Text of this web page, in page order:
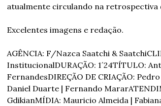
atualmente circulando na retrospectiva
Excelentes imagens e redação.
AGÊNCIA: F/Nazca Saatchi & Saatchi
InstitucionalDURAÇÃO: 1´24TÍTULO:
FernandesDIREÇÃO DE CRIAÇÃO:
Daniel Duarte | Fernando Marar
GdikianMÍDIA: Mauricio Almeida |